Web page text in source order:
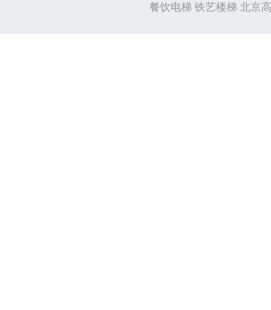
餐饮电梯 铁艺楼梯 北京